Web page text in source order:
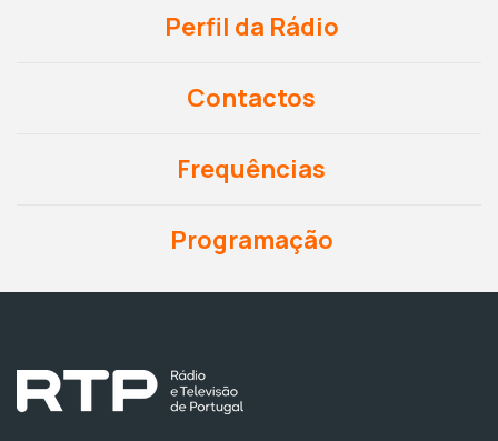
Perfil da Rádio
Contactos
Frequências
Programação